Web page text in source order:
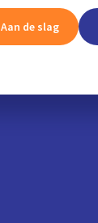
Aan de slag